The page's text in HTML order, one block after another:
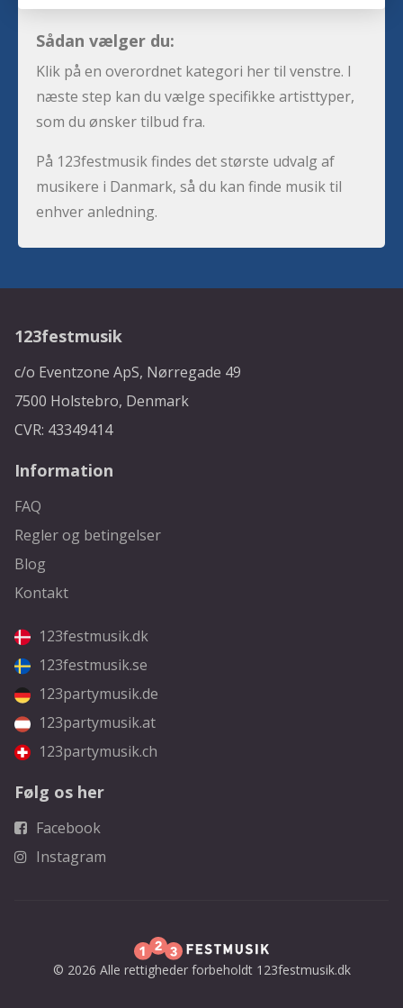
Sådan vælger du:
Klik på en overordnet kategori her til venstre. I
næste step kan du vælge specifikke artisttyper,
som du ønsker tilbud fra.
På 123festmusik findes det største udvalg af
musikere i Danmark, så du kan finde musik til
enhver anledning.
123festmusik
c/o Eventzone ApS, Nørregade 49
7500 Holstebro, Denmark
CVR: 43349414
Information
FAQ
Regler og betingelser
Blog
Kontakt
123festmusik.dk
123festmusik.se
123partymusik.de
123partymusik.at
123partymusik.ch
Følg os her
Facebook
Instagram
© 2026 Alle rettigheder forbeholdt 123festmusik.dk